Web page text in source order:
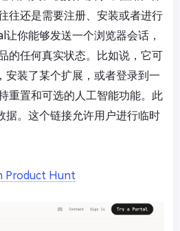
往还是需要注册、安装或者进行
你能够发送一个浏览器会话，
的任何真实状态。比如说，它可
装了某个扩展，或者登录到一
重置和可选的人工智能功能。此
据。这个链接允许用户进行临时
Product Hunt